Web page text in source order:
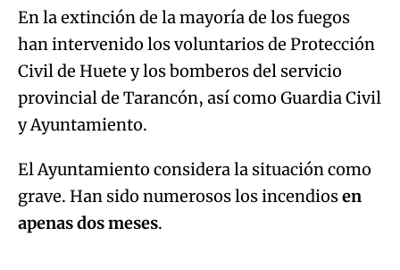
En la extinción de la mayoría de los fuegos
han intervenido los voluntarios de Protección
Civil de Huete y los bomberos del servicio
provincial de Tarancón, así como Guardia Civil
y Ayuntamiento.
El Ayuntamiento considera la situación como
grave. Han sido numerosos los incendiosen
apenas dos meses.